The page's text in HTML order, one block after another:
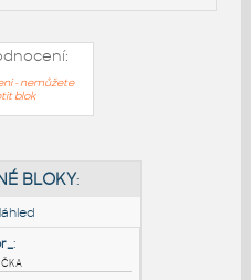
- nemůžete
blok